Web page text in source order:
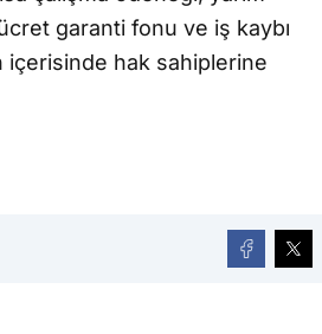
garanti fonu ve iş kaybı
içerisinde hak sahiplerine